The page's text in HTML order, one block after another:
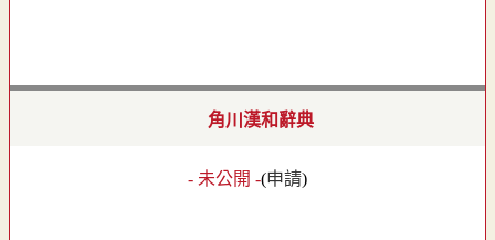
角川漢和辭典
- 未公開 -(申請)